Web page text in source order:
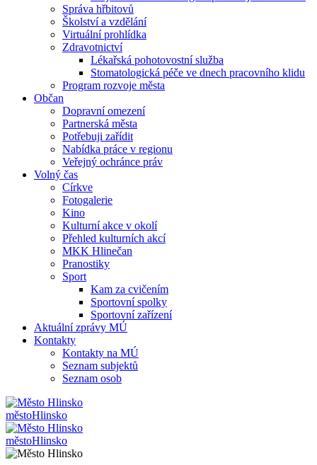
Správa hřbitovů
Školství a vzdělání
Virtuální prohlídka
Zdravotnictví
Lékařská pohotovostní služba
Stomatologická péče ve dnech pracovního klidu
Program rozvoje města
Občan
Dopravní omezení
Partnerská města
Potřebuji zařídit
Nabídka práce v regionu
Veřejný ochránce práv
Volný čas
Církve
Fotogalerie
Kino
Kulturní akce v okolí
Přehled kulturních akcí
MKK Hlinečan
Pranostiky
Sport
Kam za cvičením
Sportovní spolky
Sportovní zařízení
Aktuální zprávy MÚ
Kontakty
Kontakty na MÚ
Seznam subjektů
Seznam osob
městoHlinsko
městoHlinsko